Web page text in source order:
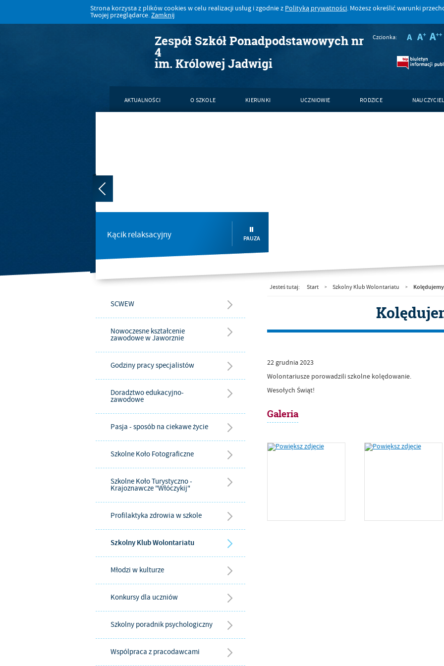
Strona korzysta z plików cookies w celu realizacji usług i zgodnie z Polityką prywatności. Możesz określić warunki
Twojej przeglądarce.Zamknij
Zespół Szkół Ponadpodstawowych nr
4
im. Królowej Jadwigi
Czcionka:
AKTUALNOŚCI O SZKOLE KIERUNKI UCZNIOWIE RODZICE
Kącik relaksacyjny PAUZA
SCWEW
Nowoczesne kształcenie
zawodowe w Jaworznie
Godziny pracy specjalistów
Doradztwo edukacyjno-
zawodowe
Pasja - sposób na ciekawe życie
Szkolne Koło Fotograficzne
Szkolne Koło Turystyczno -
Krajoznawcze "Włóczykij"
Profilaktyka zdrowia w szkole
Szkolny Klub Wolontariatu
Młodzi w kulturze
Konkursy dla uczniów
Szkolny poradnik psychologiczny
Wspólpraca z pracodawcami
Jesteś tutaj: Start > Szkolny Klub Wolontariatu > Kolędujemy
22grudnia2023
Wolontariusze porowadzili szkolne kolędowanie.
Wesołych Świąt!
Galeria